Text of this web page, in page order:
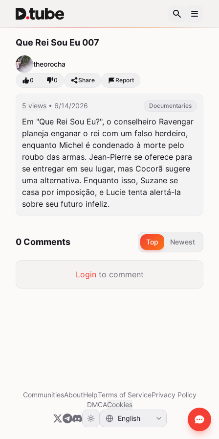
Que Rei Sou Eu 007
theorocha
0 0 Share Report
5 views • 6/14/2026 Documentaries
Em "Que Rei Sou Eu?", o conselheiro Ravengar
planeja enganar o rei com um falso herdeiro,
enquanto Michel é condenado à morte pelo
roubo das armas. Jean-Pierre se oferece para
se entregar em seu lugar, mas Cocorã sugere
uma alternativa. Enquanto isso, Suzane se
casa por imposição, e Lucie tenta alertá-la
sobre seu futuro infeliz.
0 Comments Top Newest
Loginto comment
CommunitiesAboutHelpTerms of ServicePrivacy Policy
DMCACookies